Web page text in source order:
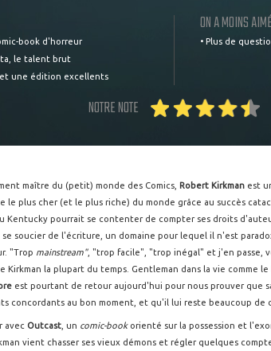
book d'horreur
le talent brut
et une édition excellents
ON A MOINS AIMÉ
• Plus de
NOTRE NOTE
maître du (petit) monde des Comics, Robert Kirkman est
le plus cher (et le plus riche) du monde grâce au succès
Kentucky pourrait se contenter de compter ses droits
se soucier de l'écriture, un domaine pour lequel il n'est
"Trop mainstream", "trop facile", "trop inégal" et j'en passe,
Kirkman la plupart du temps. Gentleman dans la vie comme
est pourtant de retour aujourd'hui pour nous prouver que
concordants au bon moment, et qu'il lui reste beaucoup de
avec Outcast , un comic-bookorienté sur la possession et
vient chasser ses vieux démons et régler quelques